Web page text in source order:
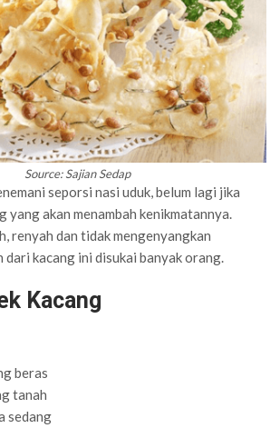
Source: Sajian Sedap
seporsi nasi uduk, belum lagi jika
yang akan menambah kenikmatannya.
renyah dan tidak mengenyangkan
dari kacang ini disukai banyak orang.
Kacang
beras
tanah
sedang